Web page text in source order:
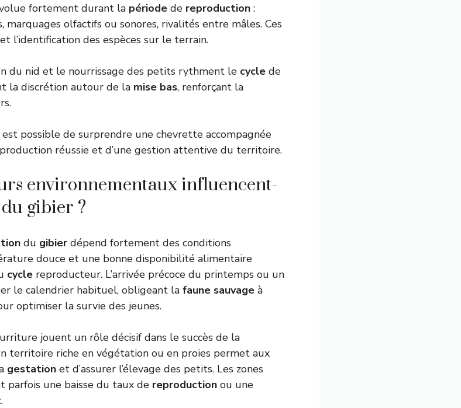
fortement durant la période de reproduction :
marquages olfactifs ou sonores, rivalités entre mâles. Ces
l’identification des espèces sur le terrain.
du nid et le nourrissage des petits rythment le cycle de
la discrétion autour de la mise bas, renforçant la
possible de surprendre une chevrette accompagnée
réussie et d’une gestion attentive du territoire.
environnementaux influencent-
gibier ?
du gibier dépend fortement des conditions
douce et une bonne disponibilité alimentaire
cycle reproducteur. L’arrivée précoce du printemps ou un
le calendrier habituel, obligeant la faune sauvage à
optimiser la survie des jeunes.
jouent un rôle décisif dans le succès de la
territoire riche en végétation ou en proies permet aux
gestation et d’assurer l’élevage des petits. Les zones
parfois une baisse du taux de reproduction ou une
.